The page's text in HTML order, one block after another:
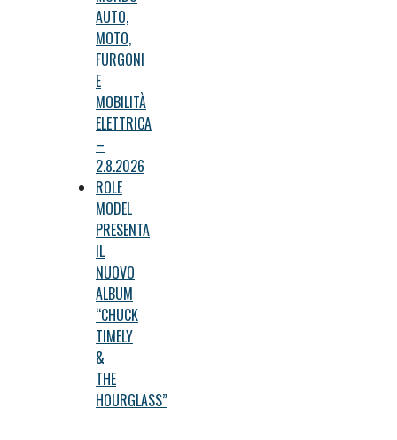
AUTO,
MOTO,
FURGONI
E
MOBILITÀ
ELETTRICA
–
2.8.2026
ROLE
MODEL
PRESENTA
IL
NUOVO
ALBUM
“CHUCK
TIMELY
&
THE
HOURGLASS”